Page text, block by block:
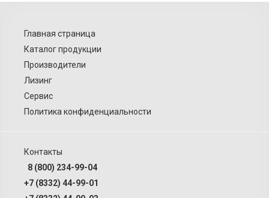
Главная страница
Каталог продукции
Производители
Лизинг
Сервис
Политика конфиденциальности
Контакты
8 (800) 234-99-04
+7 (8332) 44-99-01